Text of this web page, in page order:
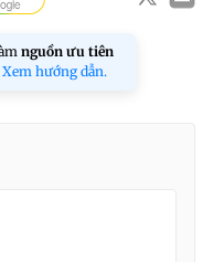
nguồn ưu tiên
Xem hướng dẫn.